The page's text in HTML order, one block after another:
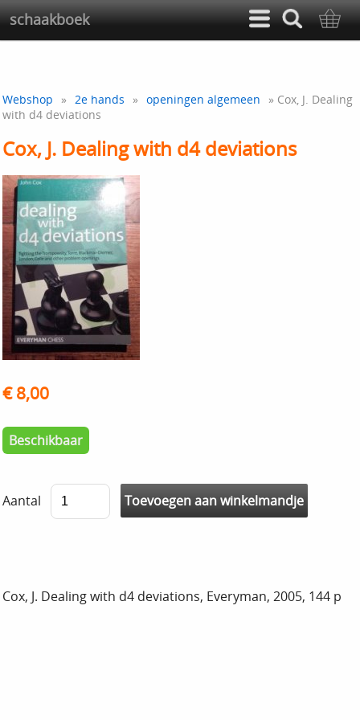
schaakboek
Webshop » 2e hands » openingen algemeen
» Cox, J. Dealing
with d4 deviations
Cox, J. Dealing with d4 deviations
€ 8,00
Beschikbaar
Aantal
Cox, J. Dealing with d4 deviations, Everyman, 2005, 144 p